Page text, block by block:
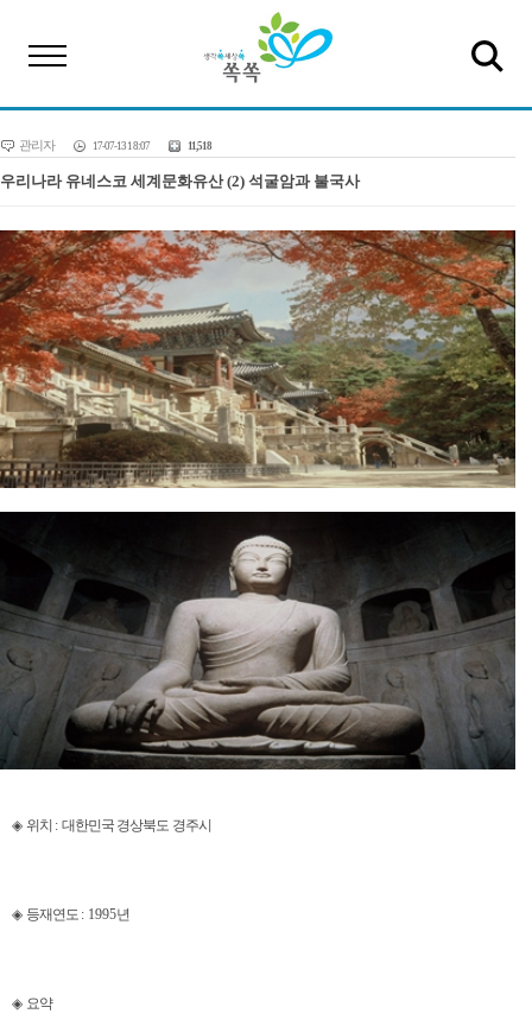
관리자 17-07-13 18:07 11,518
우리나라 유네스코 세계문화유산 (2) 석굴암과 불국사
◈ 위치 :대한민국 경상북도 경주시
◈ 등재연도 : 1995년
◈ 요약